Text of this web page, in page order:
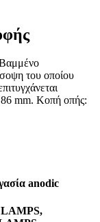
του οποίου
86 mm. Κοπή οπής:
anodic